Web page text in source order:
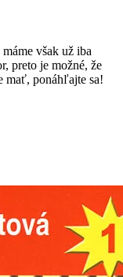
však už iba
preto je možné, že
mať, ponáhľajte sa!